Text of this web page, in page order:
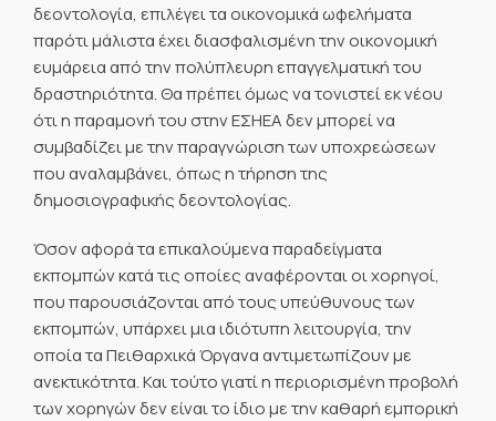
δεοντολογία, επιλέγει τα οικονομικά ωφελήματα
παρότι μάλιστα έχει διασφαλισμένη την οικονομική
ευμάρεια από την πολύπλευρη επαγγελματική του
δραστηριότητα. Θα πρέπει όμως να τονιστεί εκ νέου
ότι η παραμονή του στην ΕΣΗΕΑ δεν μπορεί να
συμβαδίζει με την παραγνώριση των υποχρεώσεων
που αναλαμβάνει, όπως η τήρηση της
δημοσιογραφικής δεοντολογίας.
Όσον αφορά τα επικαλούμενα παραδείγματα
εκπομπών κατά τις οποίες αναφέρονται οι χορηγοί,
που παρουσιάζονται από τους υπεύθυνους των
εκπομπών, υπάρχει μια ιδιότυπη λειτουργία, την
οποία τα Πειθαρχικά Όργανα αντιμετωπίζουν με
ανεκτικότητα. Και τούτο γιατί η περιορισμένη προβολή
των χορηγών δεν είναι το ίδιο με την καθαρή εμπορική